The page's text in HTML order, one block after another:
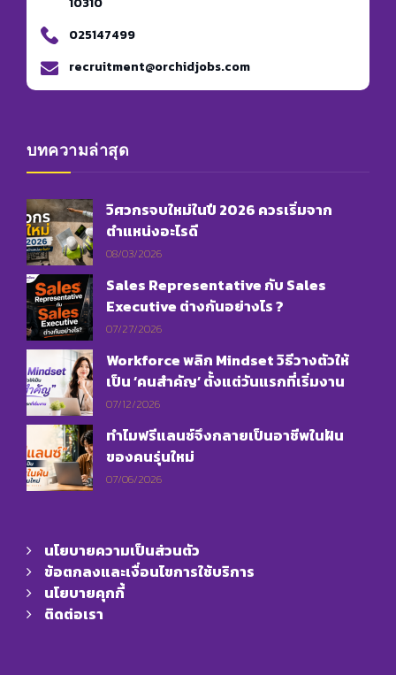
025147499
recruitment@orchidjobs.com
บทความล่าสุด
วิศวกรจบใหม่ในปี 2026 ควรเริ่มจาก
ตำแหน่งอะไรดี
08/03/2026
Sales Representative กับ Sales
Executive ต่างกันอย่างไร ?
07/27/2026
Workforce พลิก Mindset วิธีวางตัวให้
เป็น ‘คนสำคัญ’ ตั้งแต่วันแรกที่เริ่มงาน
07/12/2026
ทำไมฟรีแลนซ์จึงกลายเป็นอาชีพในฝัน
ของคนรุ่นใหม่
07/06/2026
นโยบายความเป็นส่วนตัว
ข้อตกลงและเงื่อนไขการใช้บริการ
นโยบายคุกกี้
ติดต่อเรา